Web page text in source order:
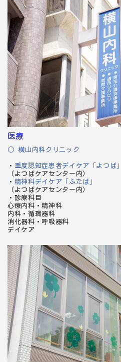
医療
○ 横山内科クリニック
・ 重度認知症患者デイケア「よつば」
（よつばケアセンター内）
・ 精神科デイケア「ふたば」
（よつばケアセンター内）
・診療科目
心療内科・精神科
内科・循環器科
消化器科・呼吸器科
デイケア